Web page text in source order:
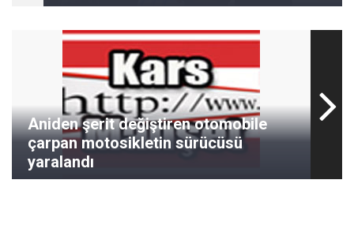
Aniden şerit değiştiren otomobile
çarpan motosikletin sürücüsü
yaralandı